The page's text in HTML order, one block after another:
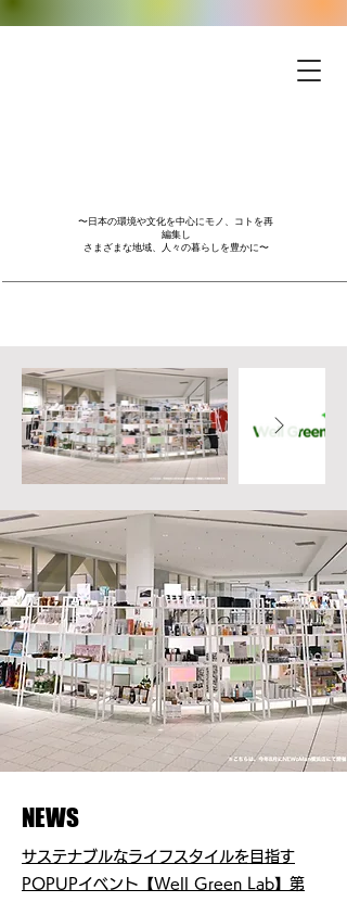
〜日本の環境や文化を中心にモノ、コトを再
編集し
さまざまな地域、人々の暮らしを豊かに〜
NEWS
サステナブルなライフスタイルを目指す
POPUPイベント【Well Green Lab】第